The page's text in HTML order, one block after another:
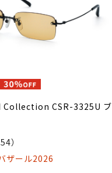
Collection CSR-3325U ブ
）
ザール2026